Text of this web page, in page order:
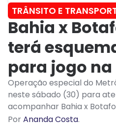
TRÂNSITO E
Bahia x
terá
para jogo na
Operação especial do
neste sábado (30) para
acompanhar Bahia x
PorAnanda Costa.